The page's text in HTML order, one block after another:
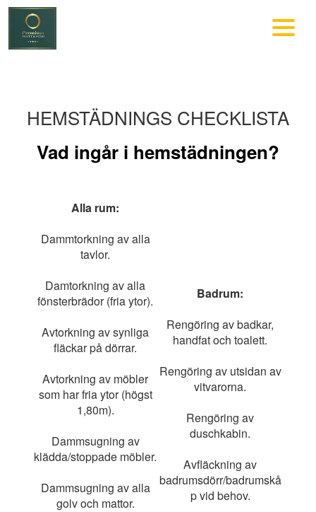
HEMSTÄDNINGS CHECKLISTA
Vad ingår i hemstädningen?
Alla rum:
Dammtorkning av alla
tavlor.
Damtorkning av alla
fönsterbrädor (fria ytor).
Avtorkning av synliga
fläckar på dörrar.
Avtorkning av möbler
som har fria ytor (högst
1,80m).
Dammsugning av
klädda/stoppade möbler.
Dammsugning av alla
golv och mattor.
Badrum:
Rengöring av badkar,
handfat och toalett.
Rengöring av utsidan av
vitvarorna.
Rengöring av
duschkabin.
Avfläckning av
badrumsdörr/badrumskå
p vid behov.